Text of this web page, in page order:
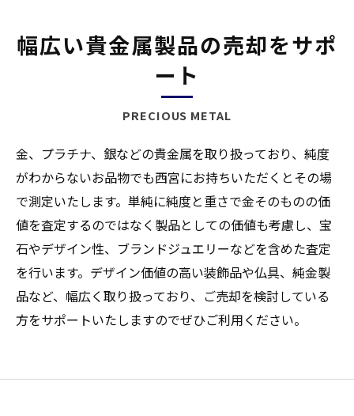
幅広い貴金属製品の売却をサポ
ート
PRECIOUS METAL
金、プラチナ、銀などの貴金属を取り扱っており、純度
がわからないお品物でも西宮にお持ちいただくとその場
で測定いたします。単純に純度と重さで金そのものの価
値を査定するのではなく製品としての価値も考慮し、宝
石やデザイン性、ブランドジュエリーなどを含めた査定
を行います。デザイン価値の高い装飾品や仏具、純金製
品など、幅広く取り扱っており、ご売却を検討している
方をサポートいたしますのでぜひご利用ください。